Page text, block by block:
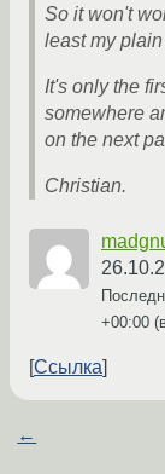
So it won't
least my
It's only the
somewhere
on the next
Christian.
+00:00
Ссылка
←